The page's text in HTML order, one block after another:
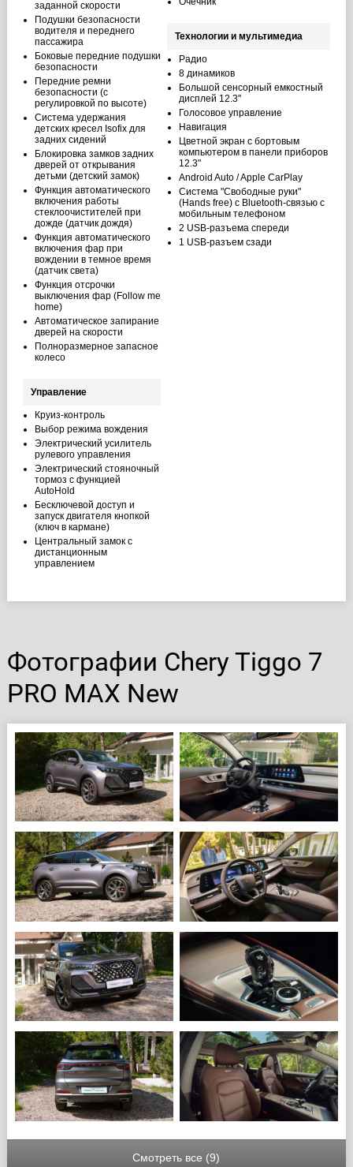
заданной скорости
Подушки безопасности
водителя и переднего
пассажира
Боковые передние подушки
безопасности
Передние ремни
безопасности (с
регулировкой по высоте)
Система удержания
детских кресел Isofix для
задних сидений
Блокировка замков задних
дверей от открывания
детьми (детский замок)
Функция автоматического
включения работы
стеклоочистителей при
дожде (датчик дождя)
Функция автоматического
включения фар при
вождении в темное время
(датчик света)
Функция отсрочки
выключения фар (Follow me
home)
Автоматическое запирание
дверей на скорости
Полноразмерное запасное
колесо
Управление
Круиз-контроль
Выбор режима вождения
Электрический усилитель
рулевого управления
Электрический стояночный
тормоз с функцией
AutoHold
Бесключевой доступ и
запуск двигателя кнопкой
(ключ в кармане)
Центральный замок с
дистанционным
управлением
Технологии и мультимедиа
Радио
8 динамиков
Большой сенсорный емкостный
дисплей 12.3"
Голосовое управление
Навигация
Цветной экран с бортовым
компьютером в панели приборов
12.3"
Android Auto / Apple CarPlay
Система "Свободные руки"
(Hands free) с Bluetoоth-связью с
мобильным телефоном
2 USB-разъема спереди
1 USB-разъем сзади
Фотографии Chery Tiggo 7
PRO MAX New
Смотреть все (9)